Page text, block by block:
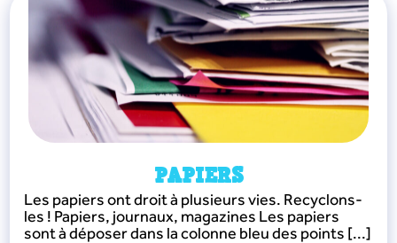
PAPIERS
Les papiers ont droit à plusieurs vies. Recyclons-
les ! Papiers, journaux, magazines Les papiers
sont à déposer dans la colonne bleu des points [...]